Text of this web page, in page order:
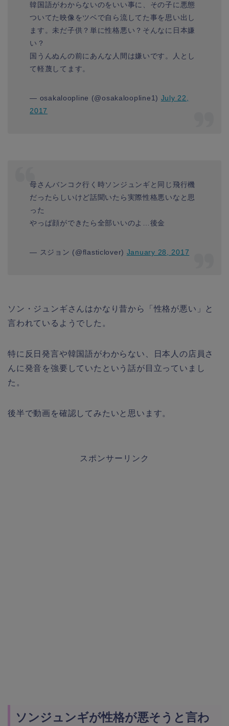
韓国語がわからないのをいい事に、その子に悪態
ついてた映像をツベで自ら流してた事を思い出し
ます。未だ子供？単に性格悪い？そんなに日本嫌
い？
国うんぬんの前にあんな人間は嫌いです。人とし
て軽蔑してます。
— osakaloopline (@osakaloopline1) July 22,
2017
母さんバンコク行く時ソンジュンギと同じ飛行機
だったらしいけど話聞いたら実際性格悪いなと思
った
やっぱ顔ができたら全部いいのよ…後金
— スジョン (@flasticlover) January 28, 2017
ソン・ジュンギさんはかなり昔から「性格が悪い」と
言われているようでした。
特に反日発言や韓国語がわからない、日本人の店員さ
んに発音を強要していたという話が目立っていまし
た。
後半で動画を確認してみたいと思います。
スポンサーリンク
ソンジュンギが性格が悪そうと言わ